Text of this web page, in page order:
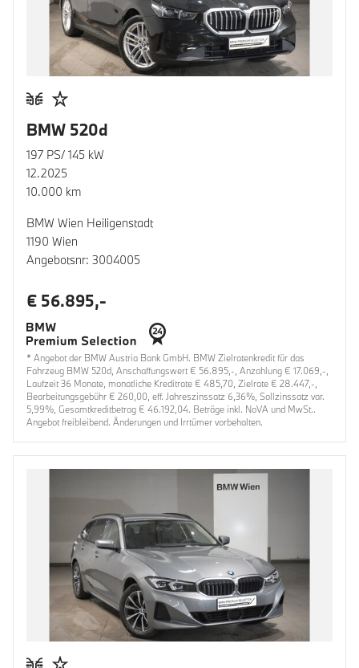
BMW 520d
197 PS/ 145 kW
12.2025
10.000 km
BMW Wien Heiligenstadt
1190 Wien
Angebotsnr: 3004005
€ 56.895,-
* Angebot der BMW Austria Bank GmbH. BMW Zielratenkredit für das
Fahrzeug BMW 520d, Anschaffungswert € 56.895,-, Anzahlung € 17.069,-,
Laufzeit 36 Monate, monatliche Kreditrate € 485,70, Zielrate € 28.447,-,
Bearbeitungsgebühr € 260,00, eff. Jahreszinssatz 6,36%, Sollzinssatz var.
5,99%, Gesamtkreditbetrag € 46.192,04. Beträge inkl. NoVA und MwSt..
Angebot freibleibend. Änderungen und Irrtümer vorbehalten.